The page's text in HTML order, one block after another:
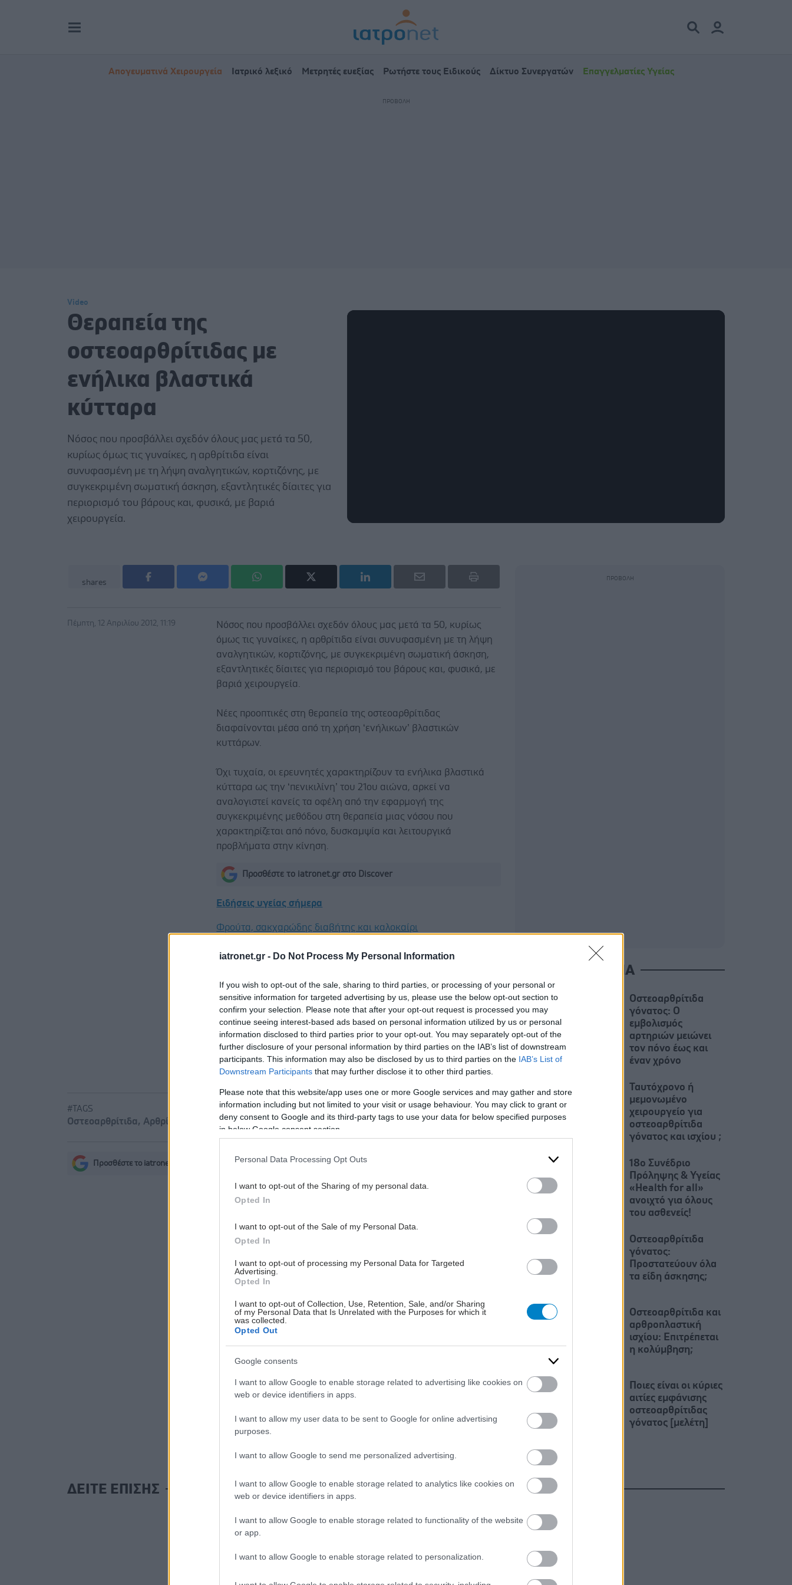
iatronet.gr - Do Not Process My Personal Information
If you wish to opt-out of the sale, sharing to third parties, or processing of your personal or
sensitive information for targeted advertising by us, please use the below opt-out section to
confirm your selection. Please note that after your opt-out request is processed you may
continue seeing interest-based ads based on personal information utilized by us or personal
information disclosed to third parties prior to your opt-out. You may separately opt-out of the
further disclosure of your personal information by third parties on the IAB’s list of downstream
participants. This information may also be disclosed by us to third parties on the IAB’s List of
Downstream Participants that may further disclose it to other third parties.
Please note that this website/app uses one or more Google services and may gather and store
information including but not limited to your visit or usage behaviour. You may click to grant or
deny consent to Google and its third-party tags to use your data for below specified purposes
in below Google consent section.
Personal Data Processing Opt Outs
I want to opt-out of the Sharing of my personal data.
Opted In
I want to opt-out of the Sale of my Personal Data.
Opted In
I want to opt-out of processing my Personal Data for Targeted
Advertising.
Opted In
I want to opt-out of Collection, Use, Retention, Sale, and/or Sharing
of my Personal Data that Is Unrelated with the Purposes for which it
was collected.
Opted Out
Google consents
I want to allow Google to enable storage related to advertising like cookies on
web or device identifiers in apps.
I want to allow my user data to be sent to Google for online advertising
purposes.
I want to allow Google to send me personalized advertising.
I want to allow Google to enable storage related to analytics like cookies on
web or device identifiers in apps.
I want to allow Google to enable storage related to functionality of the website
or app.
I want to allow Google to enable storage related to personalization.
Απογευματινά Χειρουργεία Ιατρικό λεξικό Μετρητές ευεξίας Ρωτήστε τους Ειδικούς Δίκτυο Συνεργατών Επαγγελματίες Υγείας
Video
Θεραπεία της
οστεοαρθρίτιδας με
ενήλικα βλαστικά
κύτταρα
Νόσος που προσβάλλει σχεδόν όλους μας μετά τα 50,
κυρίως όμως τις γυναίκες, η αρθρίτιδα είναι
συνυφασμένη με τη λήψη αναλγητικών, κορτιζόνης, με
συγκεκριμένη σωματική άσκηση, εξαντλητικές δίαιτες για
περιορισμό του βάρους και, φυσικά, με βαριά
χειρουργεία.
shares
Πέμπτη, 12 Απριλίου 2012, 11:19
Νόσος που προσβάλλει σχεδόν όλους μας μετά τα 50, κυρίως
όμως τις γυναίκες, η αρθρίτιδα είναι συνυφασμένη με τη λήψη
αναλγητικών, κορτιζόνης, με συγκεκριμένη σωματική άσκηση,
εξαντλητικές δίαιτες για περιορισμό του βάρους και, φυσικά, με
βαριά χειρουργεία.
Νέες προοπτικές στη θεραπεία της οστεοαρθρίτιδας
διαφαίνονται μέσα από τη χρήση ‘ενήλικων’ βλαστικών
κυττάρων.
Όχι τυχαία, οι ερευνητές χαρακτηρίζουν τα ενήλικα βλαστικά
κύτταρα ως την ‘πενικιλίνη’ του 21ου αιώνα, αρκεί να
αναλογιστεί κανείς τα οφέλη από την εφαρμογή της
συγκεκριμένης μεθόδου στη θεραπεία μιας νόσου που
χαρακτηρίζεται από πόνο, δυσκαμψία και λειτουργικά
προβλήματα στην κίνηση.
Προσθέστε το iatronet.gr στο Discover
Ειδήσεις υγείας σήμερα
Φρούτα, σακχαρώδης διαβήτης και καλοκαίρι
Σημάδια διπολικής διαταραχής
είναι καινούργιο''- 'Αμεσα μέτρα για την αντιμετώπιση των
σοβαρών ελλείψεων προσωπικού
#TAGS
Οστεοαρθρίτιδα, Αρθρίτιδα Γυμναστήριο και άσκηση
Προσθέστε το iatronet.gr στο Discover
ΔΙΑΒΑΣΤΕ ΑΚΟΜΑ
Οστεοαρθρίτιδα
γόνατος: Ο
εμβολισμός
αρτηριών μειώνει
τον πόνο έως και
έναν χρόνο
Ταυτόχρονο ή
μεμονωμένο
χειρουργείο για
οστεοαρθρίτιδα
γόνατος και ισχίου ;
18ο Συνέδριο
Πρόληψης & Υγείας
«Health for all»
ανοιχτό για όλους
του ασθενείς!
Οστεοαρθρίτιδα
γόνατος:
Προστατεύουν όλα
τα είδη άσκησης;
Οστεοαρθρίτιδα και
αρθροπλαστική
ισχίου: Επιτρέπεται
η κολύμβηση;
Ποιες είναι οι κύριες
αιτίες εμφάνισης
οστεοαρθρίτιδας
γόνατος [μελέτη]
ΔΕΙΤΕ ΕΠΙΣΗΣ